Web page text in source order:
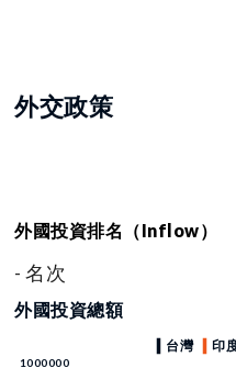
外交政策
外國投資排名（Inflow）
- 名次
外國投資總額